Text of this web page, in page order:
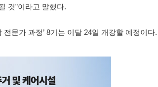
것”이라고 말했다.
문가 과정’ 8기는 이달 24일 개강할 예정이다.